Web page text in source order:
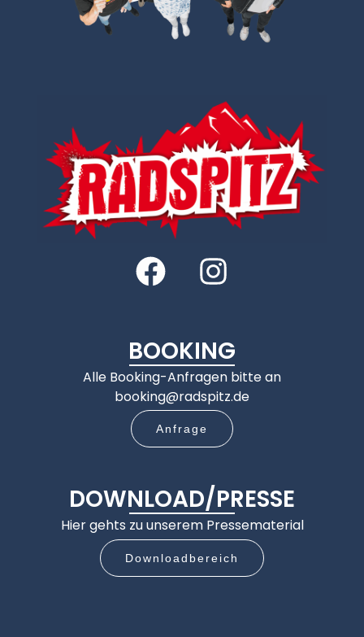
BOOKING
Alle Booking-Anfragen bitte an
booking@radspitz.de
Anfrage
DOWNLOAD/PRESSE
Hier gehts zu unserem Pressematerial
Downloadbereich